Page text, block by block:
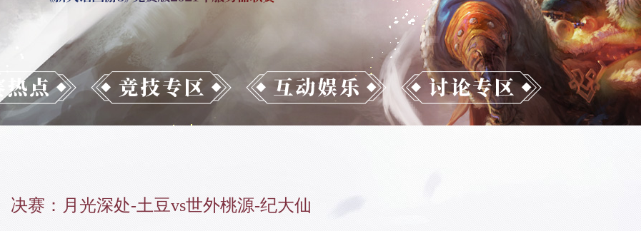
决赛：月光深处-土豆vs世外桃源-纪大仙